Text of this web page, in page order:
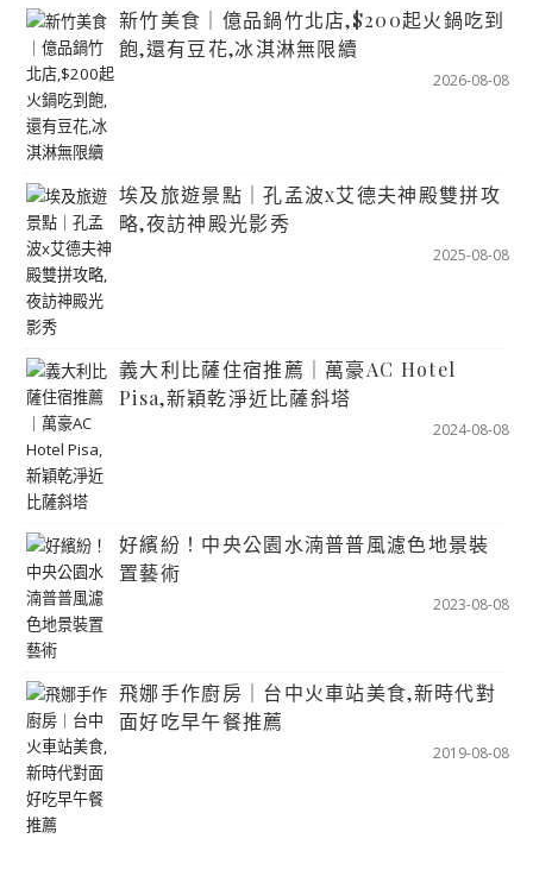
新竹美食｜億品鍋竹北店,$200起火鍋吃到
飽,還有豆花,冰淇淋無限續
2026-08-08
埃及旅遊景點｜孔孟波x艾德夫神殿雙拼攻
略,夜訪神殿光影秀
2025-08-08
義大利比薩住宿推薦｜萬豪AC Hotel
Pisa,新穎乾淨近比薩斜塔
2024-08-08
好繽紛！中央公園水湳普普風濾色地景裝
置藝術
2023-08-08
飛娜手作廚房｜台中火車站美食,新時代對
面好吃早午餐推薦
2019-08-08